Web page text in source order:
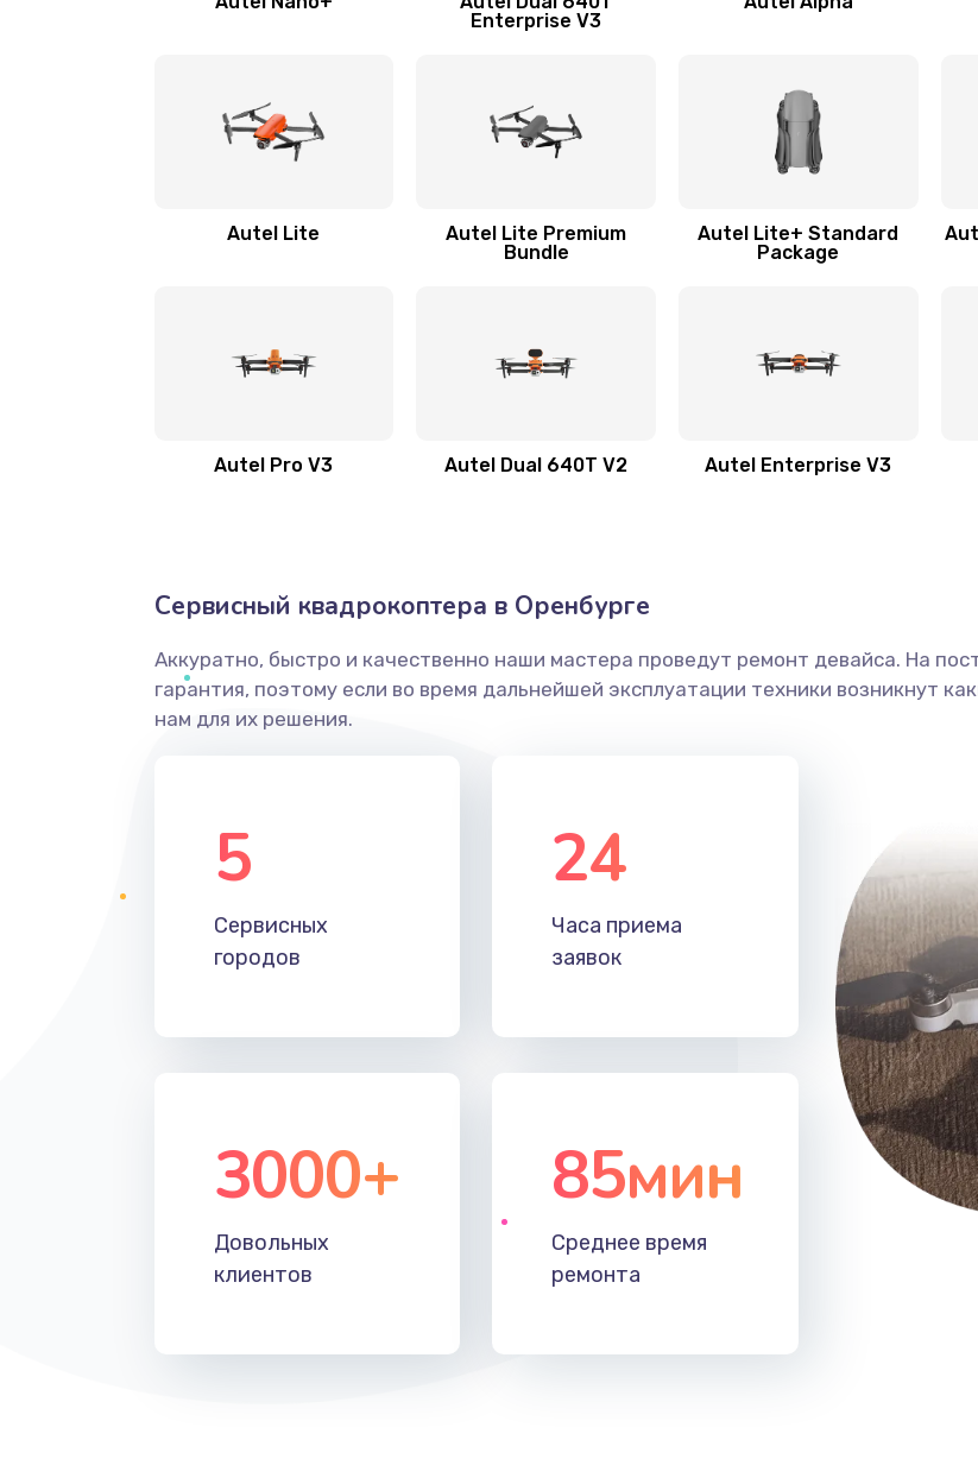
Enterprise V3
Autel Lite
Autel Lite Premium
Bundle
Autel Lite+ Standard
Package
Autel Pro V3 Autel Dual 640T V2 Autel Enterprise V3
Сервисный квадрокоптера в Оренбурге
Аккуратно, быстро и качественно наши мастера проведут ремонт девайса. На
гарантия, поэтому если во время дальнейшей эксплуатации техники возникнут
нам для их решения.
5
Сервисных
городов
24
Часа приема
заявок
3000+
Довольных
клиентов
85мин
Среднее время
ремонта